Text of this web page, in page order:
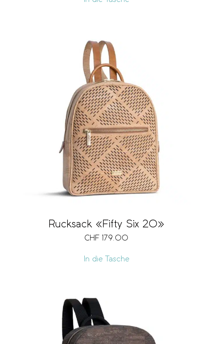
Rucksack «Fifty Six 20»
CHF 179.00
In die Tasche